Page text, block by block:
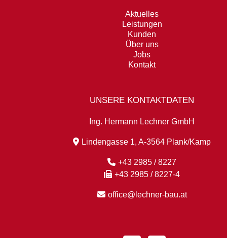
Aktuelles
Leistungen
Kunden
Über uns
Jobs
Kontakt
UNSERE KONTAKTDATEN
Ing. Hermann Lechner GmbH
Lindengasse 1, A-3564 Plank/Kamp
+43 2985 / 8227
+43 2985 / 8227-4
office@lechner-bau.at